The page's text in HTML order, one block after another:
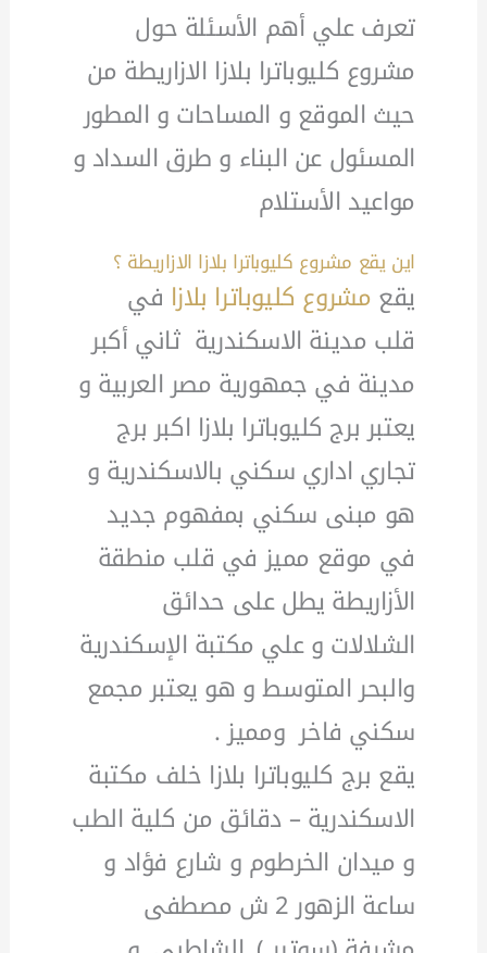
تعرف علي أهم الأسئلة حول
مشروع كليوباترا بلازا الازاريطة من
حيث الموقع و المساحات و المطور
المسئول عن البناء و طرق السداد و
مواعيد الأستلام
اين يقع مشروع كليوباترا بلازا الازاريطة ؟
يقعمشروع كليوباترا بلازا في
قلب مدينة الاسكندرية ثاني أكبر
مدينة في جمهورية مصر العربية و
يعتبر برج كليوباترا بلازا اكبر برج
تجاري اداري سكني بالاسكندرية و
هو مبنى سكني بمفهوم جديد
في موقع مميز في قلب منطقة
الأزاريطة يطل على حدائق
الشلالات و علي مكتبة الإسكندرية
والبحر المتوسط و هو يعتبر مجمع
سكني فاخر ومميز .
يقع برج كليوباترا بلازا خلف مكتبة
الاسكندرية – دقائق من كلية الطب
و ميدان الخرطوم و شارع فؤاد و
ساعة الزهور 2 ش مصطفى